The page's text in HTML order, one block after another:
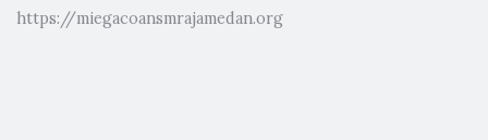
https://miegacoansmrajamedan.org